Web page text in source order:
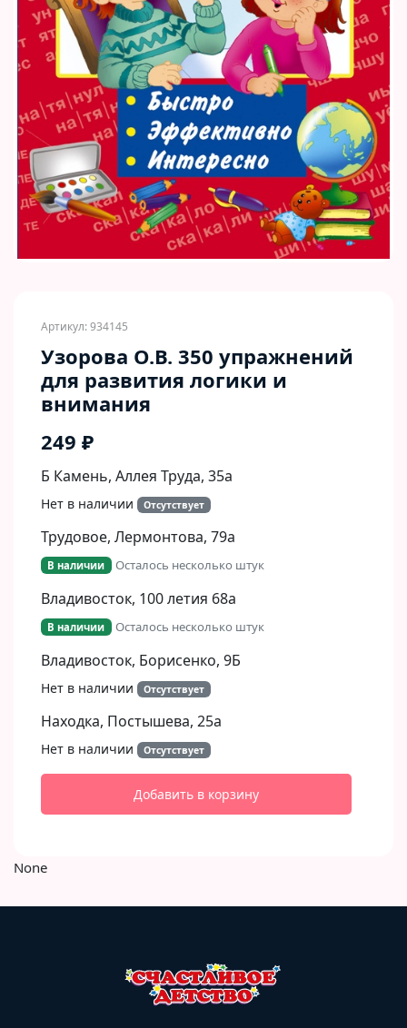
Артикул: 934145
Узорова О.В. 350 упражнений
для развития логики и
внимания
249 ₽
Б Камень, Аллея Труда, 35а
Нет в наличии Отсутствует
Трудовое, Лермонтова, 79а
В наличии Осталось несколько штук
Владивосток, 100 летия 68а
В наличии Осталось несколько штук
Владивосток, Борисенко, 9Б​
Нет в наличии Отсутствует
Находка, Постышева, 25а
Нет в наличии Отсутствует
Добавить в корзину
None